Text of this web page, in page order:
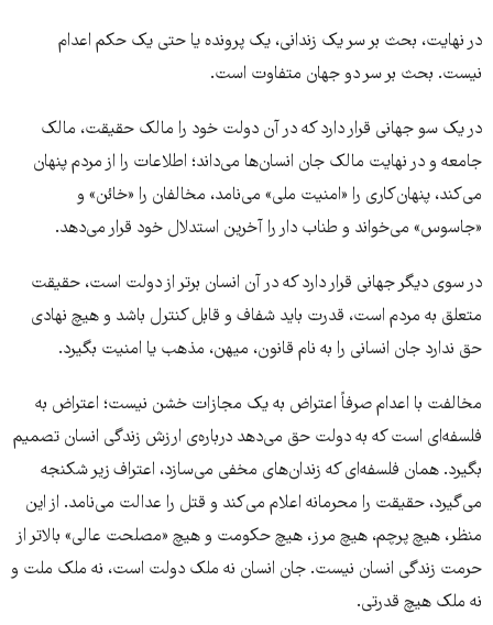
در نهایت، بحث بر سر یک زندانی، یک پرونده یا حتی یک حکم اعدام
نیست. بحث بر سر دو جهان متفاوت است.
در یک سو جهانی قرار دارد که در آن دولت خود را مالک حقیقت، مالک
جامعه و در نهایت مالک جان انسان‌ها می‌داند؛ اطلاعات را از مردم پنهان
می‌کند، پنهان‌کاری را «امنیت ملی» می‌نامد، مخالفان را «خائن» و
«جاسوس» می‌خواند و طناب دار را آخرین استدلال خود قرار می‌دهد.
در سوی دیگر جهانی قرار دارد که در آن انسان برتر از دولت است، حقیقت
متعلق به مردم است، قدرت باید شفاف و قابل کنترل باشد و هیچ نهادی
حق ندارد جان انسانی را به نام قانون، میهن، مذهب یا امنیت بگیرد.
مخالفت با اعدام صرفاً اعتراض به یک مجازات خشن نیست؛ اعتراض به
فلسفه‌ای است که به دولت حق می‌دهد درباره‌ی ارزش زندگی انسان تصمیم
بگیرد. همان فلسفه‌ای که زندان‌های مخفی می‌سازد، اعتراف زیر شکنجه
می‌گیرد، حقیقت را محرمانه اعلام می‌کند و قتل را عدالت می‌نامد. از این
منظر، هیچ پرچم، هیچ مرز، هیچ حکومت و هیچ «مصلحت عالی» بالاتر از
حرمت زندگی انسان نیست. جان انسان نه ملک دولت است، نه ملک ملت و
نه ملک هیچ قدرتی.